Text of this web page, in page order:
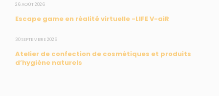
26 AOÛT 2026
Escape game en réalité virtuelle -LIFE V-aiR
30 SEPTEMBRE 2026
Atelier de confection de cosmétiques et produits
d’hygiène naturels
CONTACT
Mail : info@madininair.fr